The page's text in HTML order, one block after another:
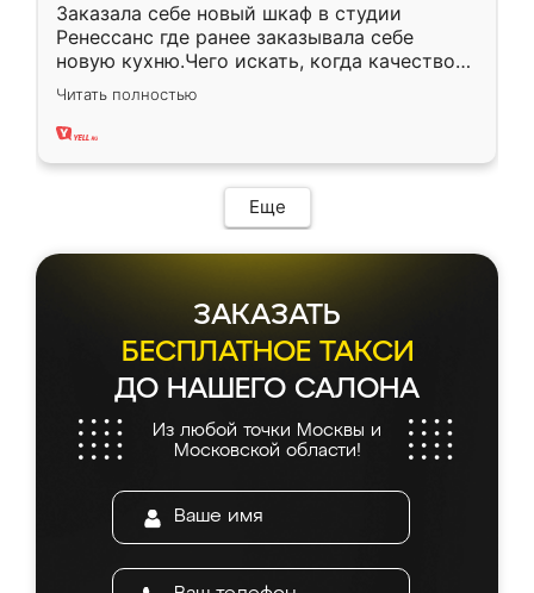
Заказала себе новый шкаф в студии
Ренессанс где ранее заказывала себе
новую кухню.Чего искать, когда качеством
вполне довольна. Служит кухня уже почти
два года, нареканий нет.
Читать полностью
Еще
ЗАКАЗАТЬ
БЕСПЛАТНОЕ ТАКСИ
ДО НАШЕГО САЛОНА
Из любой точки Москвы и
Московской области!